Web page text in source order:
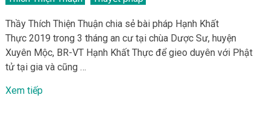
Thầy Thích Thiện Thuận chia sẻ bài pháp Hạnh Khất
Thực 2019 trong 3 tháng an cư tại chùa Dược Sư, huyện
Xuyên Mộc, BR-VT Hạnh Khất Thực để gieo duyên với Phật
tử tại gia và cũng …
Xem tiếp